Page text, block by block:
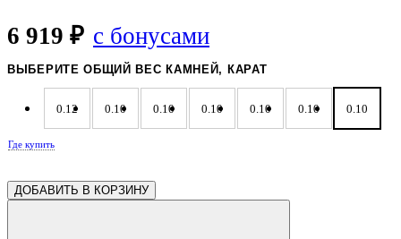
6 919 ₽ с бонусами
ВЫБЕРИТЕ ОБЩИЙ ВЕС КАМНЕЙ, КАРАТ
0.12 0.10 0.10 0.10 0.10 0.10 0.10
Где купить
ДОБАВИТЬ В КОРЗИНУ